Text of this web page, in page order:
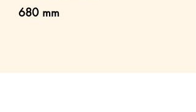
680 mm